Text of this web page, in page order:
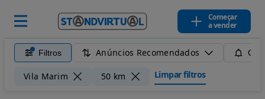
Começar
a vender
Filtros Anúncios Recomendados
Vila Marim 50 km Limpar filtros